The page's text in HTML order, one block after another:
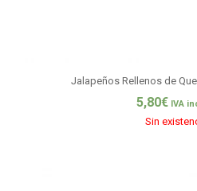
Jalapeños Rellenos de
5,80€ IVA
Sin